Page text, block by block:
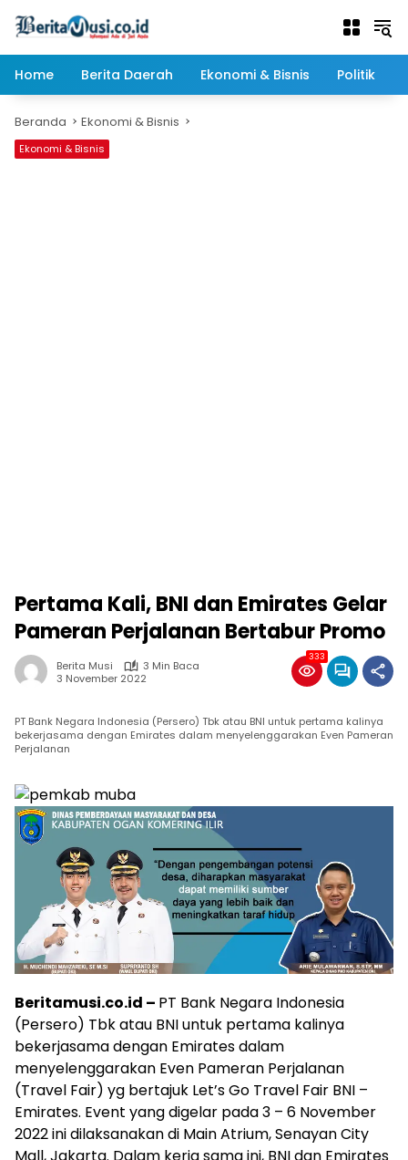
Home
Berita Daerah Ekonomi & Bisnis Politik
Beranda Ekonomi & Bisnis
Ekonomi & Bisnis
Pertama Kali, BNI dan Emirates Gelar
Pameran Perjalanan Bertabur Promo
Berita Musi
3 Min Baca
3 November 2022
333
PT Bank Negara Indonesia (Persero) Tbk atau BNI untuk pertama kalinya
bekerjasama dengan Emirates dalam menyelenggarakan Even Pameran
Perjalanan
Beritamusi.co.id – PT Bank Negara Indonesia
(Persero) Tbk atau BNI untuk pertama kalinya
bekerjasama dengan Emirates dalam
menyelenggarakan Even Pameran Perjalanan
(Travel Fair) yg bertajuk Let’s Go Travel Fair BNI –
Emirates. Event yang digelar pada 3 – 6 November
2022 ini dilaksanakan di Main Atrium, Senayan City